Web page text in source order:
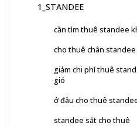
1_STANDEE
cần tìm thuê standee
cho thuê chân standee
giảm chi phí thuê
gió
ở đâu cho thuê
standee sắt cho thuê